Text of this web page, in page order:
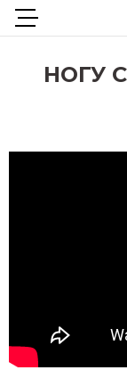
НОГУ